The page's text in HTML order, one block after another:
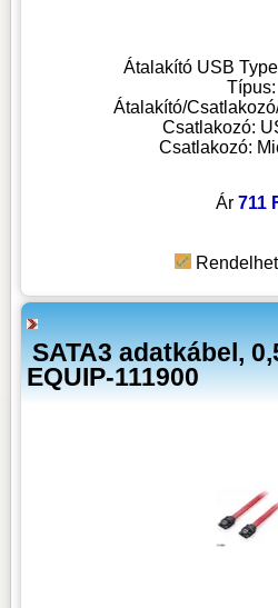
Átalakító USB
Típus:
Átalakító/
Csatlakozó:
Csatlakozó:
Ár 711
SATA3 adatkábel,
EQUIP-111900